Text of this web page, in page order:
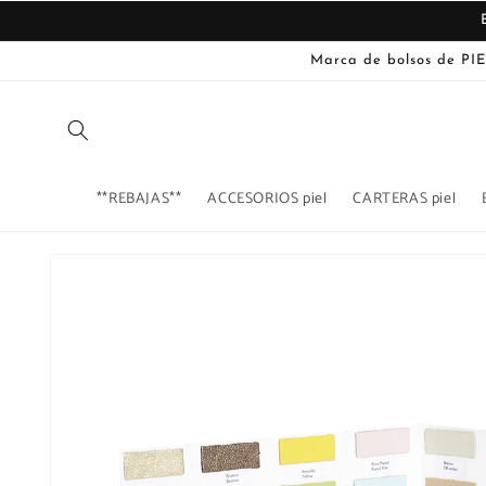
al contenido
Marca de bolsos de
**REBAJAS** ACCESORIOS piel CARTERAS piel